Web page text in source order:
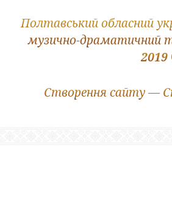
Полтавський обласний
музично-драматичний
Створення сайту —